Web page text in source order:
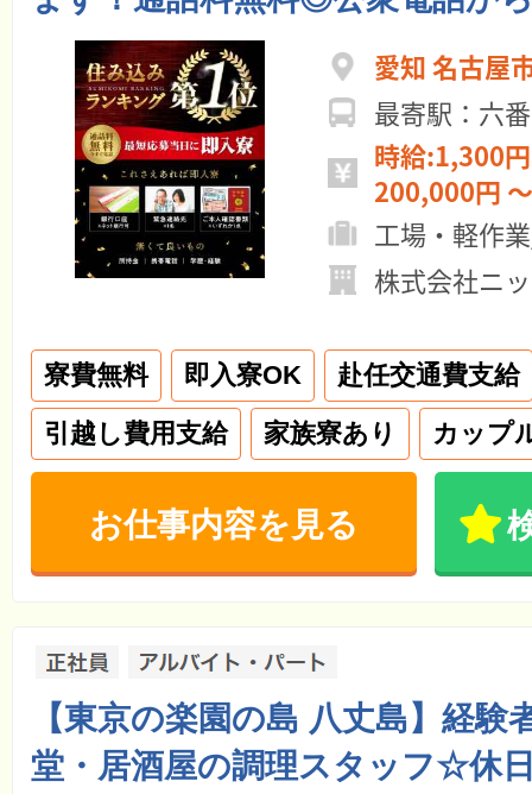
愛知 名古屋
最寄駅：六
時給:1,300
200,000円
工場・軽作
株式会社ニ
寮費無料 即入寮OK
赴任交通費支給
引越し費用支給
家族寮あり カップ
お仕事内容を見る
【東京の楽園の島 八丈島】経験
堂・居酒屋の調理スタッフ☆休